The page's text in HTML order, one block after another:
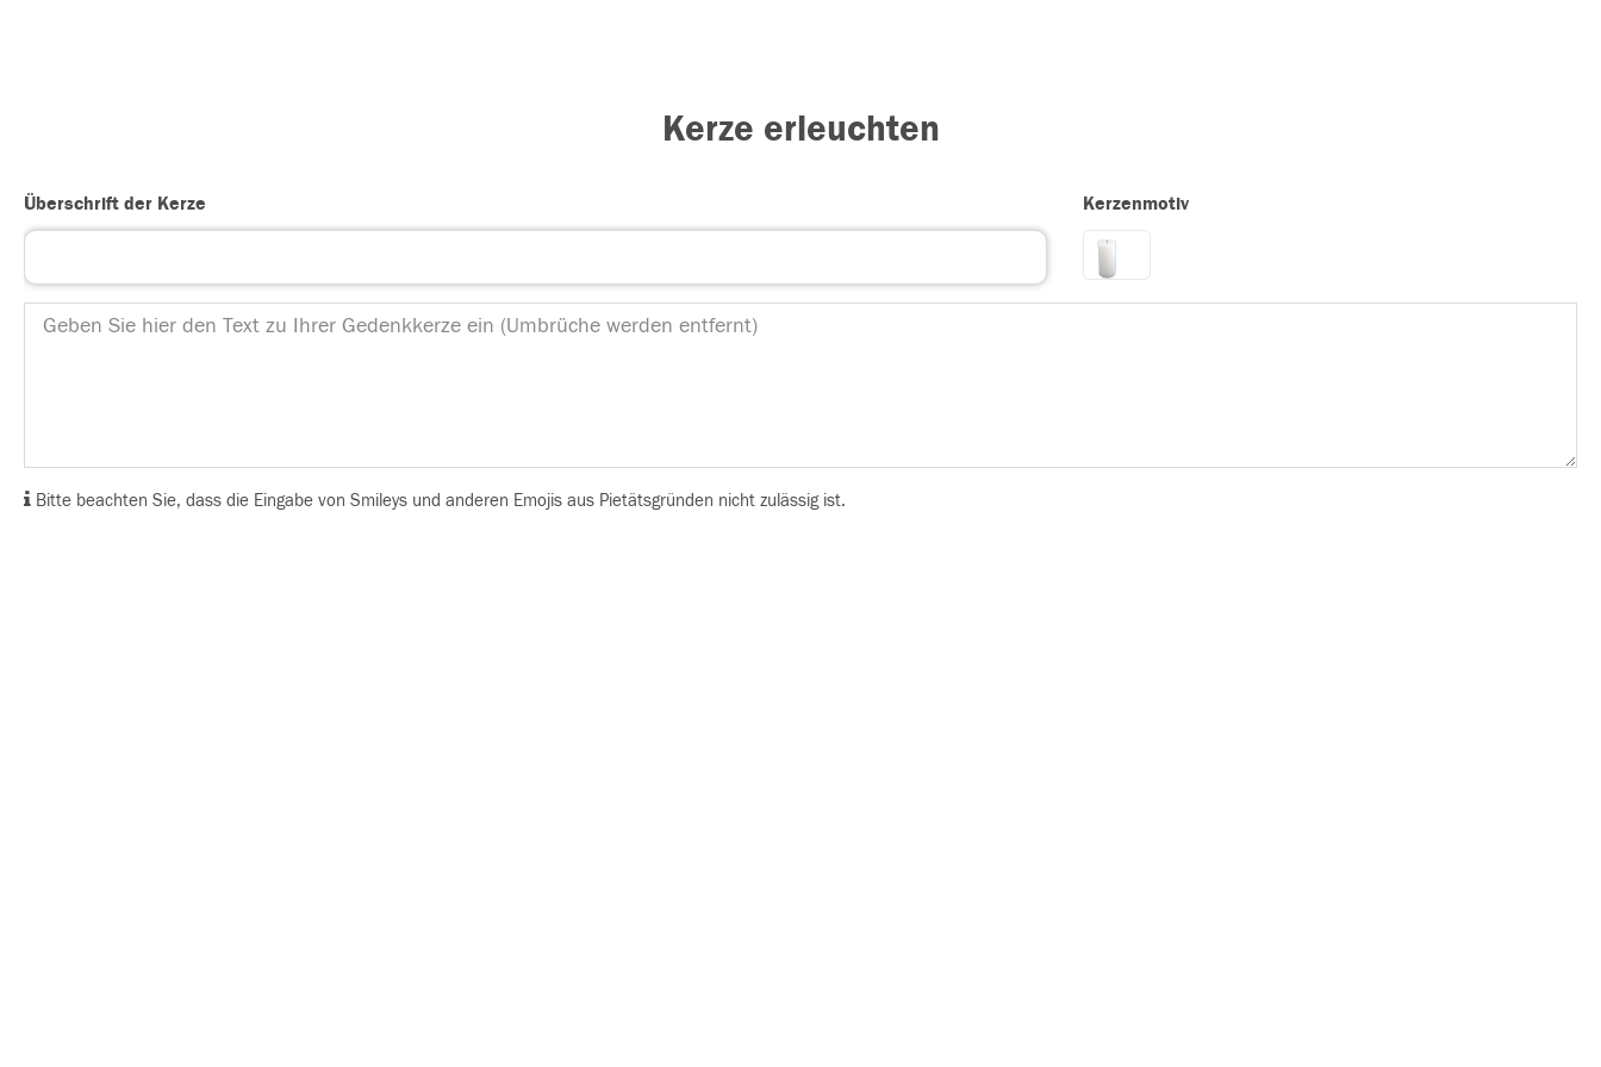
Kerze erleuchten
Überschrift der Kerze Kerzenmotiv
Bitte beachten Sie, dass die Eingabe von Smileys und anderen Emojis aus Pietätsgründen nicht zulässig ist.